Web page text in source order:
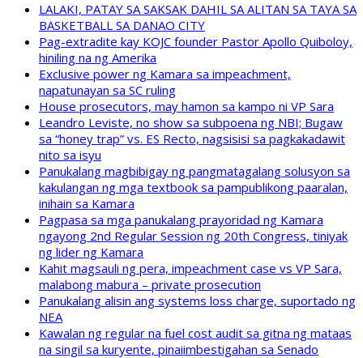
LALAKI, PATAY SA SAKSAK DAHIL SA ALITAN SA TAYA SA
BASKETBALL SA DANAO CITY
Pag-extradite kay KOJC founder Pastor Apollo Quiboloy,
hiniling na ng Amerika
Exclusive power ng Kamara sa impeachment,
napatunayan sa SC ruling
House prosecutors, may hamon sa kampo ni VP Sara
Leandro Leviste, no show sa subpoena ng NBI; Bugaw
sa “honey trap” vs. ES Recto, nagsisisi sa pagkakadawit
nito sa isyu
Panukalang magbibigay ng pangmatagalang solusyon sa
kakulangan ng mga textbook sa pampublikong paaralan,
inihain sa Kamara
Pagpasa sa mga panukalang prayoridad ng Kamara
ngayong 2nd Regular Session ng 20th Congress, tiniyak
ng lider ng Kamara
Kahit magsauli ng pera, impeachment case vs VP Sara,
malabong mabura – private prosecution
Panukalang alisin ang systems loss charge, suportado ng
NEA
Kawalan ng regular na fuel cost audit sa gitna ng mataas
na singil sa kuryente, pinaiimbestigahan sa Senado